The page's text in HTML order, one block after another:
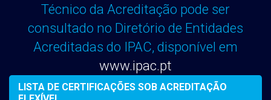
Técnico da Acreditação pode ser
consultado no Diretório de Entidades
Acreditadas do IPAC, disponível em
www.ipac.pt
LISTA DE CERTIFICAÇÕES SOB ACREDITAÇÃO